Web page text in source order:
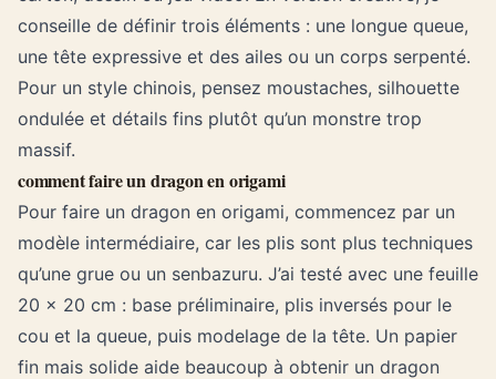
conseille de définir trois éléments : une longue queue,
une tête expressive et des ailes ou un corps serpenté.
Pour un style chinois, pensez moustaches, silhouette
ondulée et détails fins plutôt qu’un monstre trop
massif.
comment faire un dragon en origami
Pour faire un dragon en origami, commencez par un
modèle intermédiaire, car les plis sont plus techniques
qu’une grue ou un senbazuru. J’ai testé avec une feuille
20 x 20 cm : base préliminaire, plis inversés pour le
cou et la queue, puis modelage de la tête. Un papier
fin mais solide aide beaucoup à obtenir un dragon